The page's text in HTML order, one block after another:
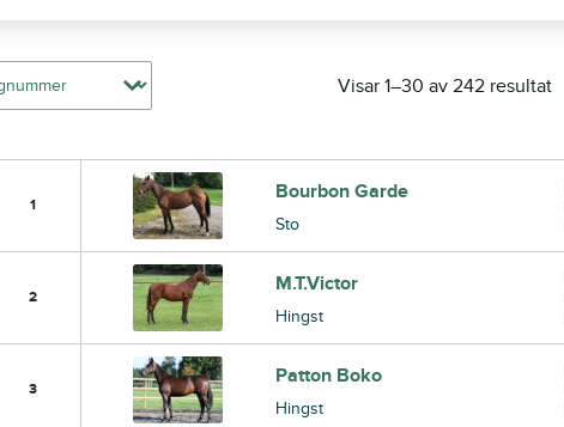
Visar 1–30 av 242 resultat
1
Bourbon Garde
Sto
2
M.T.Victor
Hingst
3
Patton Boko
Hingst